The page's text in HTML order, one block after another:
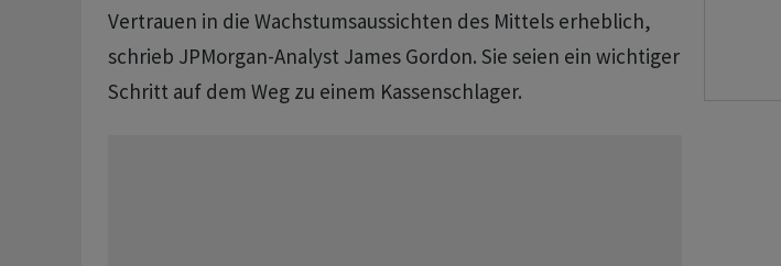
Vertrauen in die Wachstumsaussichten des Mittels erheblich,
schrieb JPMorgan-Analyst James Gordon. Sie seien ein wichtiger
Schritt auf dem Weg zu einem Kassenschlager.